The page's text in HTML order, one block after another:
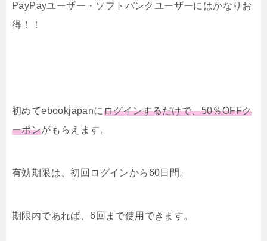
PayPayユーザー・ソフトバンクユーザーにはかなりお
得！！
初めてebookjapanにログインするだけで、50％OFFク
ーポンがもらえます。
有効期限は、初回ログインから60日間。
期限内であれば、6回まで使用できます。